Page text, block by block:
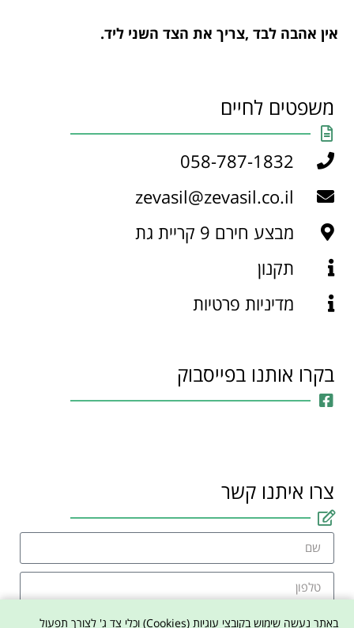
אין אהבה לבד ,צריך את הצד השני ליד.
משפטים לחיים
058-787-1832
zevasil@zevasil.co.il
מבצע חירם 9 קריית גת
תקנון
מדיניות פרטיות
בקרו אותנו בפייסבוק
צרו איתנו קשר
באתר נעשה שימוש בקובצי עוגיות (Cookies) וכלי צד ג' לצורך תפעול